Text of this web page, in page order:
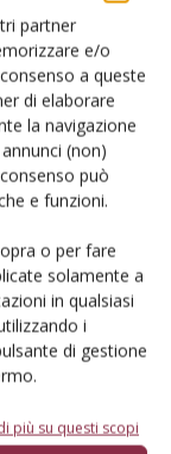
partner
e/o
a queste
di elaborare
la navigazione
(non)
può
e funzioni.
o per fare
solamente a
in qualsiasi
i
di gestione
più su questi scopi
(CFP 0,625